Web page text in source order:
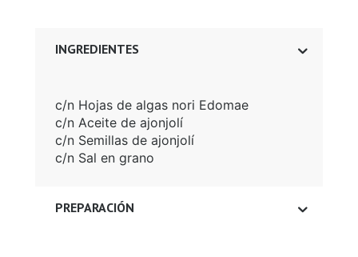
INGREDIENTES
c/n Hojas de algas nori Edomae
c/n Aceite de ajonjolí
c/n Semillas de ajonjolí
c/n Sal en grano
PREPARACIÓN